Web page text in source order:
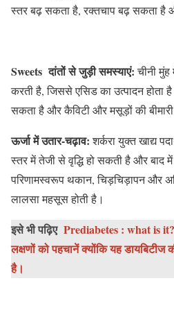
स्तर बढ़ सकता है, रक्तचाप बढ़ सकता है
Sweets दांतों से जुड़ी समस्याएं:चीनी मुंह
करती है, जिससे एसिड का उत्पादन होता
सकता है और कैविटी और मसूड़ों की
ऊर्जा में उतार-चढ़ाव:शर्करा युक्त खाद्य
स्तर में तेजी से वृद्धि हो सकती है और बाद
परिणामस्वरूप थकान, चिड़चिड़ापन और
लालसा महसूस होती है।
इसे भी पढ़िए Prediabetes : what is
लक्षणों को पहचानें क्योंकि यह डायबिटीज
है।